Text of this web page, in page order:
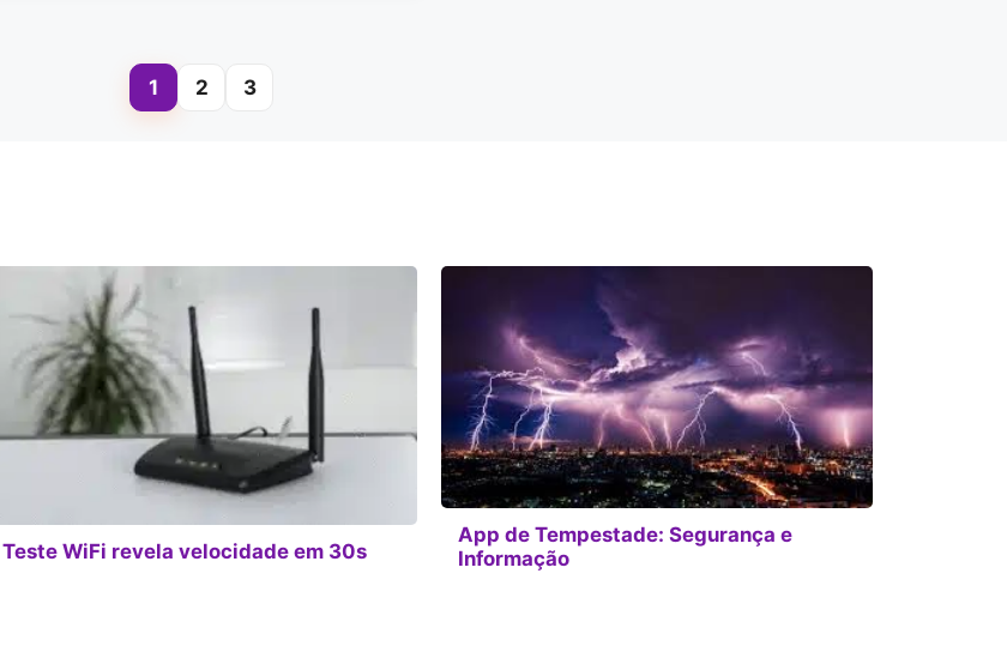
Page
1 Page
2 Page
3
Teste WiFi revela velocidade em 30s
App de Tempestade: Segurança e
Informação